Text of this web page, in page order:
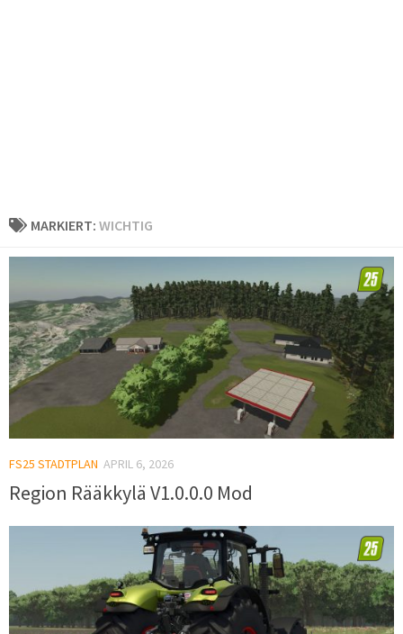
MARKIERT: WICHTIG
FS25 STADTPLAN APRIL 6, 2026
Region Rääkkylä V1.0.0.0 Mod